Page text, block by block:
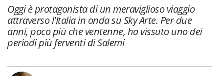
Oggi è protagonista di un meraviglioso viaggio
attraverso l'Italia in onda su Sky Arte. Per due
anni, poco più che ventenne, ha vissuto uno dei
periodi più ferventi di Salemi